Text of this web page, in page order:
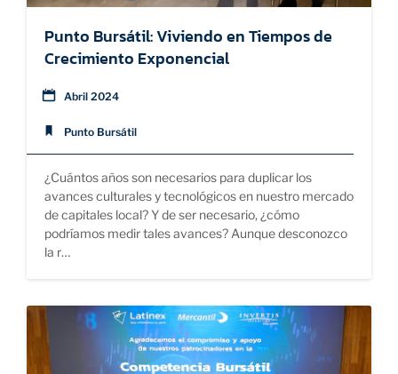
Punto Bursátil: Viviendo en Tiempos de
Crecimiento Exponencial
Abril 2024
Punto Bursátil
¿Cuántos años son necesarios para duplicar los
avances culturales y tecnológicos en nuestro mercado
de capitales local? Y de ser necesario, ¿cómo
podríamos medir tales avances? Aunque desconozco
la r…